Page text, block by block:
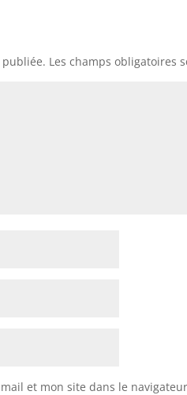
publiée. Les champs obligatoires
et mon site dans le